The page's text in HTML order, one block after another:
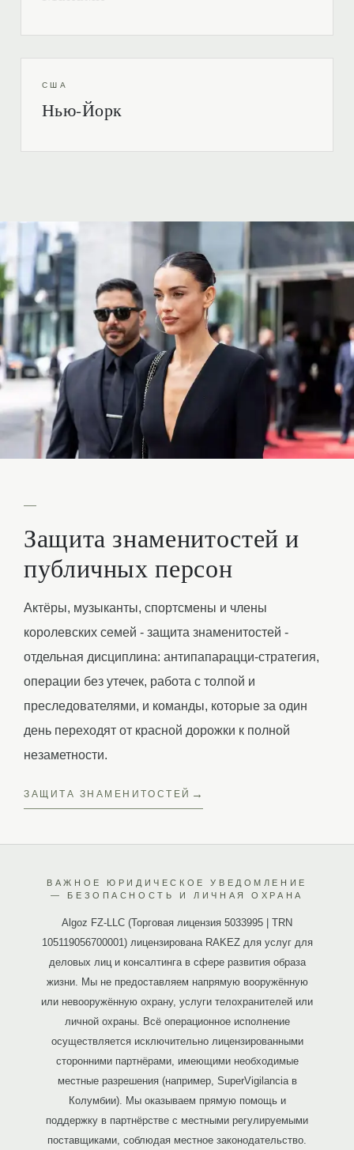
США
Нью-Йорк
—
Защита знаменитостей и
публичных персон
Актёры, музыканты, спортсмены и члены
королевских семей - защита знаменитостей -
отдельная дисциплина: антипапарацци-стратегия,
операции без утечек, работа с толпой и
преследователями, и команды, которые за один
день переходят от красной дорожки к полной
незаметности.
ЗАЩИТА ЗНАМЕНИТОСТЕЙ
ВАЖНОЕ ЮРИДИЧЕСКОЕ УВЕДОМЛЕНИЕ
— БЕЗОПАСНОСТЬ И ЛИЧНАЯ ОХРАНА
Algoz FZ-LLC (Торговая лицензия 5033995 | TRN
105119056700001) лицензирована RAKEZ для услуг для
деловых лиц и консалтинга в сфере развития образа
жизни. Мы не предоставляем напрямую вооружённую
или невооружённую охрану, услуги телохранителей или
личной охраны. Всё операционное исполнение
осуществляется исключительно лицензированными
сторонними партнёрами, имеющими необходимые
местные разрешения (например, SuperVigilancia в
Колумбии). Мы оказываем прямую помощь и
поддержку в партнёрстве с местными регулируемыми
поставщиками, соблюдая местное законодательство.